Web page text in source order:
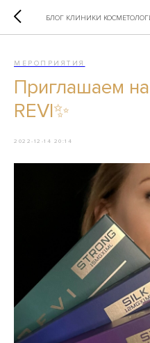
БЛОГ КЛИНИКИ
МЕРОПРИЯТИЯ
Приглашаем
REVI✨
2022-12-14 20:14